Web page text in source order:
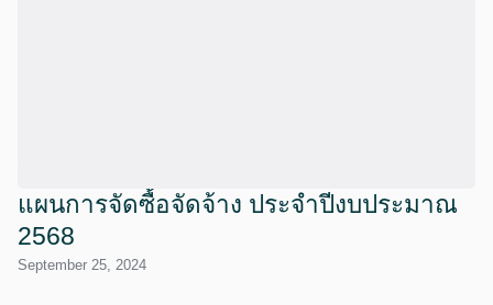
แผนการจัดซื้อจัดจ้าง ประจำปีงบประมาณ
2568
September 25, 2024